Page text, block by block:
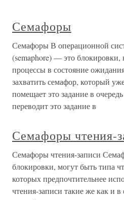
Семафоры
Семафоры В операционной
(semaphore) — это блокировки,
процессы в состояние
захватить семафор, который
помещает это задание в
переводит это задание в
Семафоры чтения-
Семафоры чтения-записи
блокировки, могут быть типа
которых предпочтительнее
чтения-записи такие же как и в